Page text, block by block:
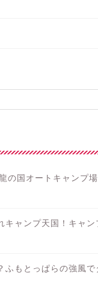
の国オートキャンプ
キャンプ天国！キャン
ふもとっぱらの強風で